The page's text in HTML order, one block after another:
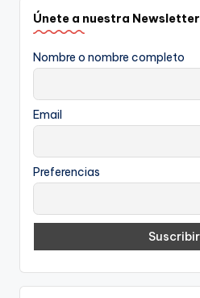
Únete a nuestra Newsletter
Nombre o nombre completo
Email
Preferencias